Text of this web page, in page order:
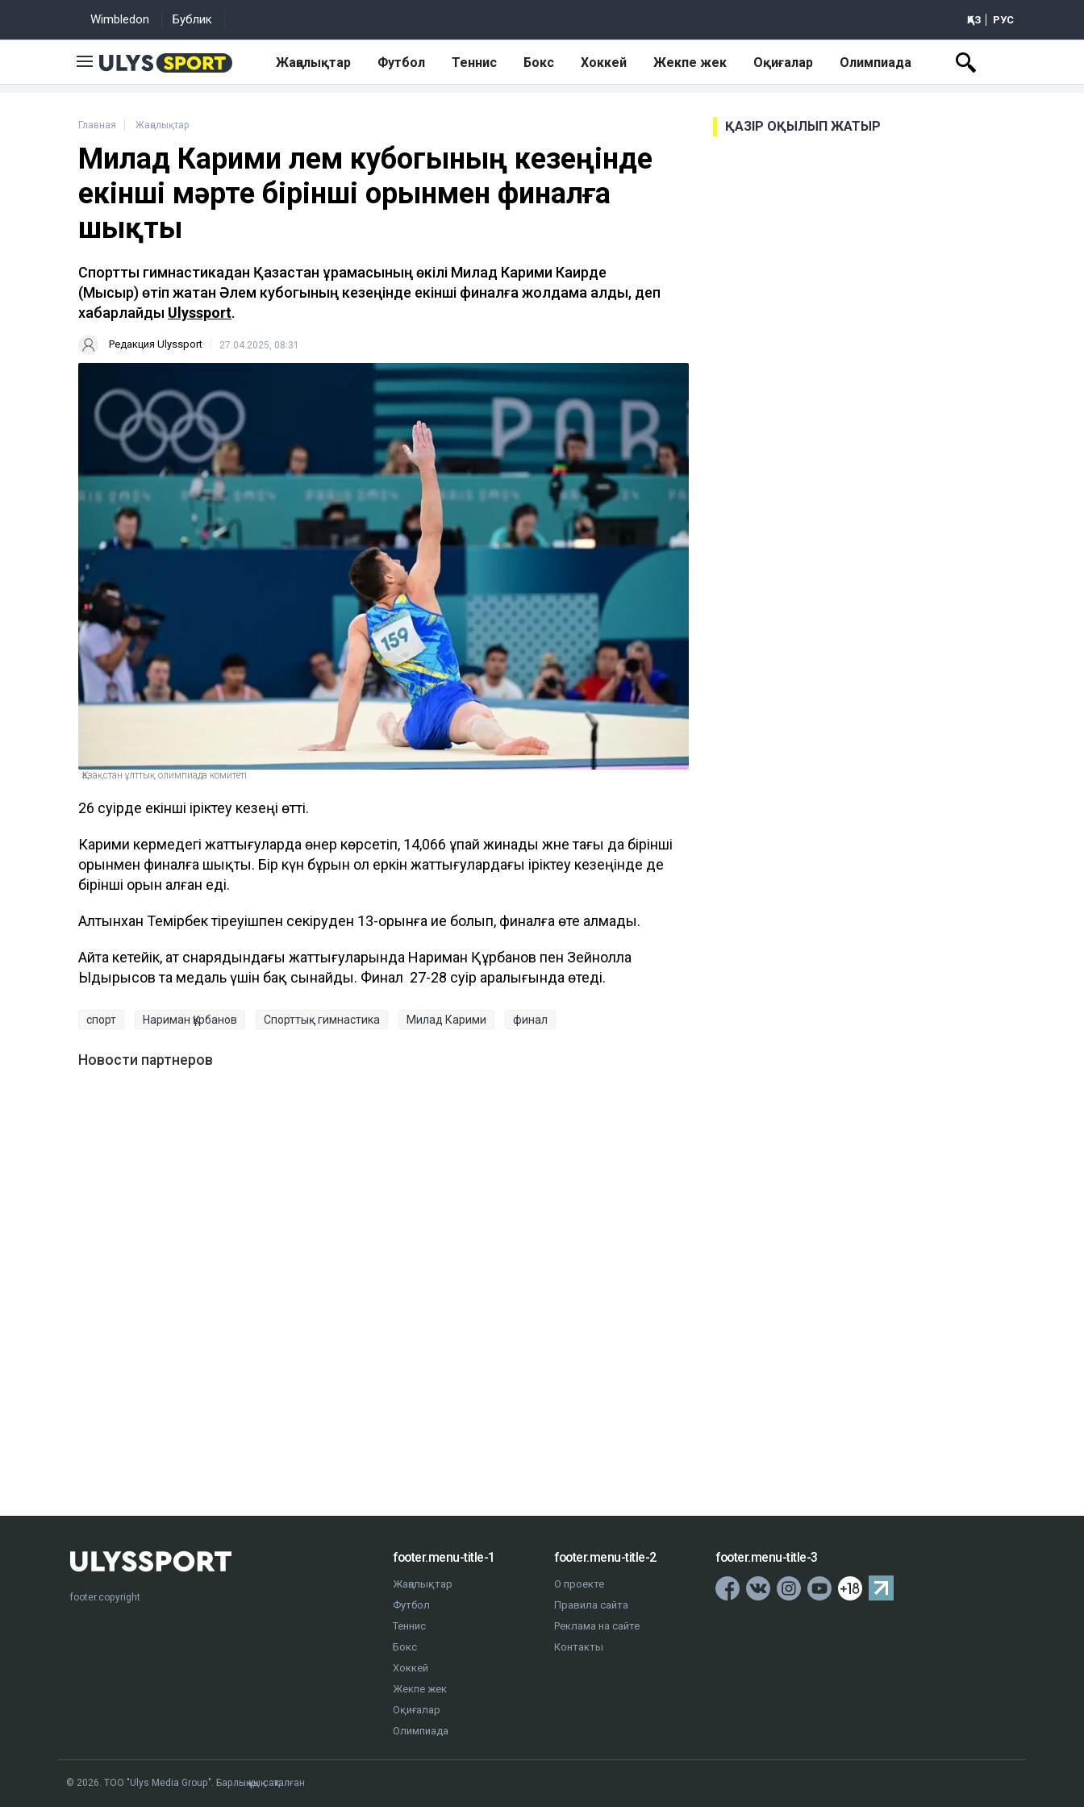
Wimbledon Бублик ҚАЗ РУС
Жаңалықтар Футбол Теннис Бокс Хоккей Жекпе жек Оқиғалар Олимпиада
Главная Жаңалықтар
Милад Карими Әлем кубогының кезеңінде
екінші мәрте бірінші орынмен финалға
шықты
Спорттық гимнастикадан Қазақстан құрамасының өкілі Милад Карими Каирде
(Мысыр) өтіп жатқан Әлем кубогының кезеңінде екінші финалға жолдама алды, деп
хабарлайды Ulyssport.
Редакция Ulyssport 27.04.2025, 08:31
Қазақстан ұлттық олимпиада комитеті
26 сәуірде екінші іріктеу кезеңі өтті.
Карими кермедегі жаттығуларда өнер көрсетіп, 14,066 ұпай жинады және тағы да бірінші
орынмен финалға шықты. Бір күн бұрын ол еркін жаттығулардағы іріктеу кезеңінде де
бірінші орын алған еді.
Алтынхан Темірбек тіреуішпен секіруден 13-орынға ие болып, финалға өте алмады.
Айта кетейік, ат снарядындағы жаттығуларында Нариман Құрбанов пен Зейнолла
Ыдырысов та медаль үшін бақ сынайды. Финал 27-28 сәуір аралығында өтеді.
спорт Нариман Құрбанов Спорттық гимнастика Милад Карими финал
Новости партнеров
ҚАЗІР ОҚЫЛЫП ЖАТЫР
footer.copyright
footer.menu-title-1
Жаңалықтар
Футбол
Теннис
Бокс
Хоккей
Жекпе жек
Оқиғалар
Олимпиада
footer.menu-title-2
О проекте
Правила сайта
Реклама на сайте
Контакты
footer.menu-title-3
© 2026. ТОО "Ulys Media Group". Барлық құқық сақталған